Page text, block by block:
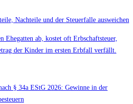
Nachteile und der Steuerfalle ausweichen
Ehegatten ab, kostet oft Erbschaftsteuer,
der Kinder im ersten Erbfall verfällt.
§ 34a EStG 2026: Gewinne in der